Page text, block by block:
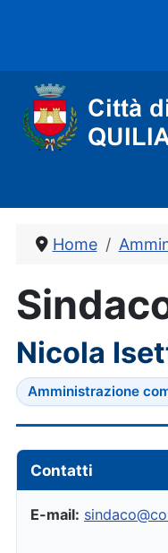
Home
Nicola
Amministrazione
Contatti
E-mail: